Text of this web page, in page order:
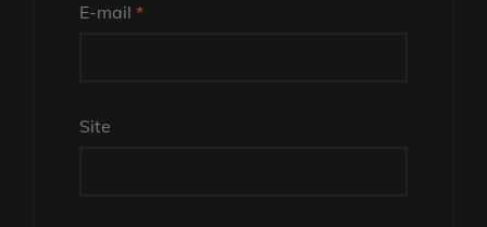
E-mail *
Site